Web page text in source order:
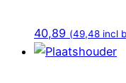
40,89 (49,48 incl